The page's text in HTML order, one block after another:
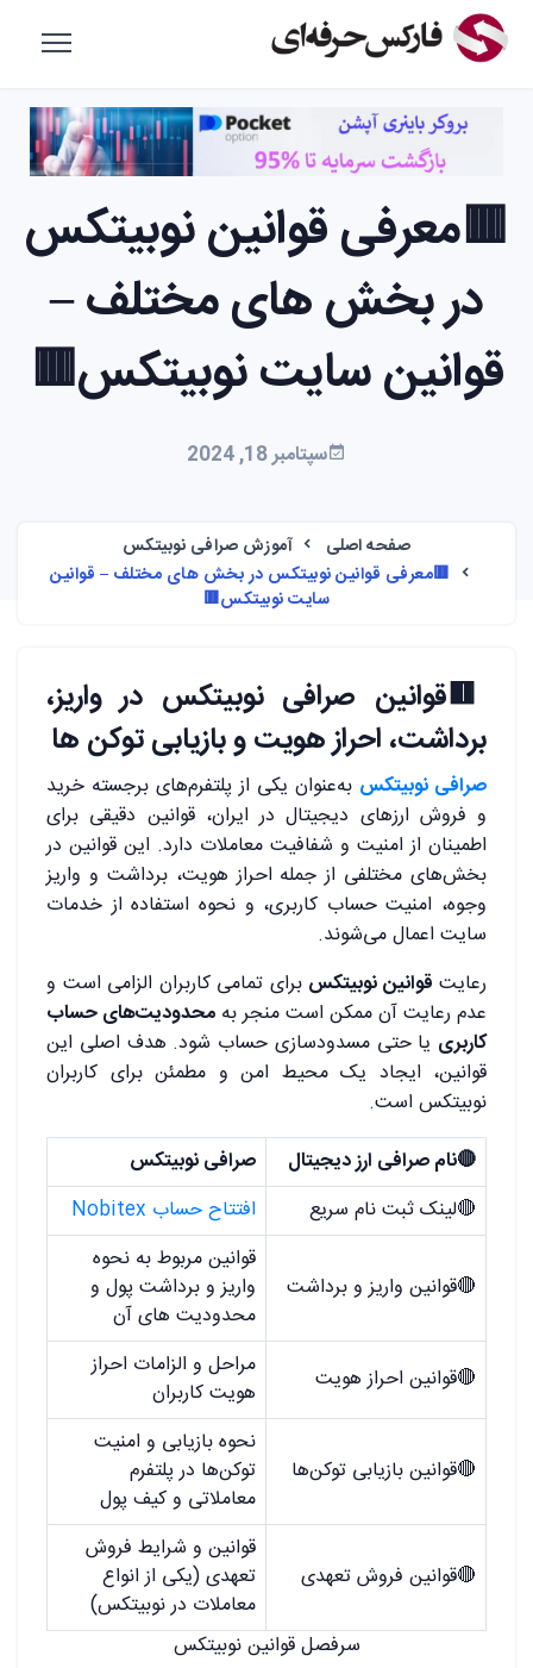
🟥معرفی قوانین نوبیتکس
در بخش های مختلف –
قوانین سایت نوبیتکس🟥
سپتامبر 18, 2024
صفحه اصلی
آموزش صرافی نوبیتکس
🟥معرفی قوانین نوبیتکس در بخش های مختلف – قوانین
سایت نوبیتکس🟥
🟥قوانین صرافی نوبیتکس در واریز،
برداشت، احراز هویت و بازیابی توکن ها
صرافی نوبیتکس به‌عنوان یکی از پلتفرم‌های برجسته خرید
و فروش ارزهای دیجیتال در ایران، قوانین دقیقی برای
اطمینان از امنیت و شفافیت معاملات دارد. این قوانین در
بخش‌های مختلفی از جمله احراز هویت، برداشت و واریز
وجوه، امنیت حساب کاربری، و نحوه استفاده از خدمات
سایت اعمال می‌شوند.
رعایت قوانین نوبیتکس برای تمامی کاربران الزامی است و
عدم رعایت آن ممکن است منجر به محدودیت‌های حساب
کاربری یا حتی مسدودسازی حساب شود. هدف اصلی این
قوانین، ایجاد یک محیط امن و مطمئن برای کاربران
نوبیتکس است.
🔴نام صرافی ارز دیجیتال
صرافی نوبیتکس
🔴لینک ثبت نام سریع
افتتاح حساب Nobitex
🔴قوانین واریز و برداشت
قوانین مربوط به نحوه
واریز و برداشت پول و
محدودیت های آن
🔴قوانین احراز هویت
مراحل و الزامات احراز
هویت کاربران
🔴قوانین بازیابی توکن‌ها
نحوه بازیابی و امنیت
توکن‌ها در پلتفرم
معاملاتی و کیف پول
🔴قوانین فروش تعهدی
قوانین و شرایط فروش
تعهدی (یکی از انواع
معاملات در نوبیتکس)
سرفصل قوانین نوبیتکس